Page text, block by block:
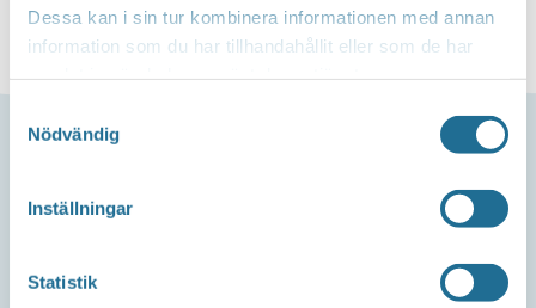
Dessa kan i sin tur kombinera informationen med annan
information som du har tillhandahållit eller som de har
Nödvändig
Inställningar
Statistik
Telefon
Mejl